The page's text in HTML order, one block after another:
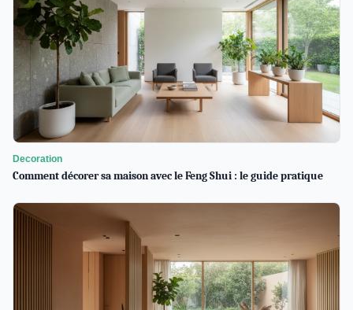
Decoration
Comment décorer sa maison avec le Feng Shui : le guide pratique